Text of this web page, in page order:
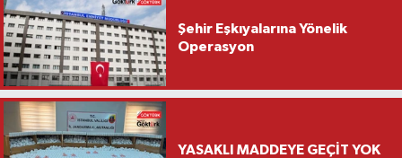
Şehir Eşkıyalarına Yönelik
Operasyon
YASAKLI MADDEYE GEÇİT YOK